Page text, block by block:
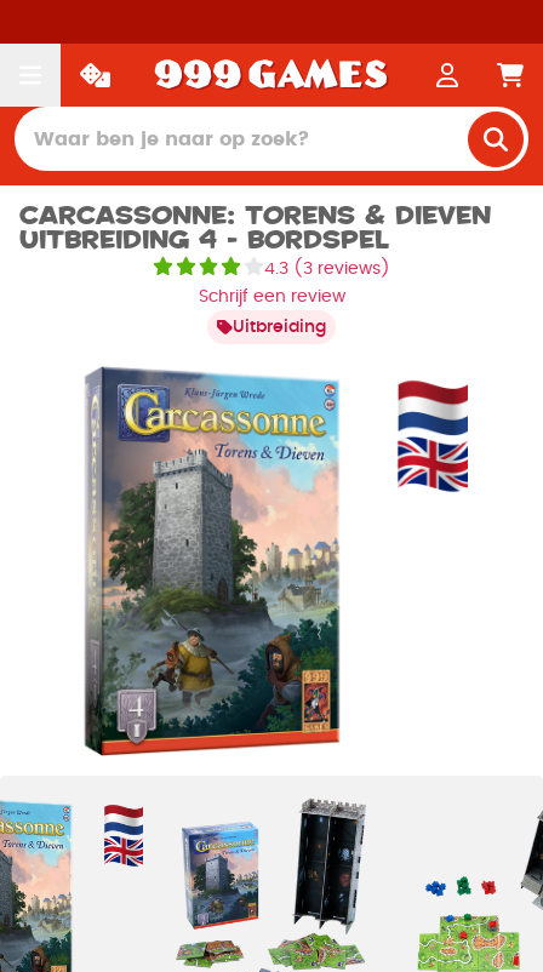
Carcassonne: Torens & Dieven
Uitbreiding 4 - Bordspel
4.3 ( 3 reviews )
Schrijf een review
Uitbreiding